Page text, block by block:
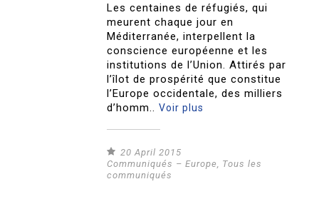
Les centaines de réfugiés, qui
meurent chaque jour en
Méditerranée, interpellent la
conscience européenne et les
institutions de l’Union. Attirés par
l’îlot de prospérité que constitue
l’Europe occidentale, des milliers
d’homm..Voir plus
20 April 2015
Communiqués – Europe
Tous les
communiqués